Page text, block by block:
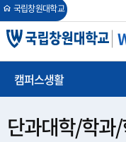
국립창원대학교
캠퍼스생활
단과대학/학과